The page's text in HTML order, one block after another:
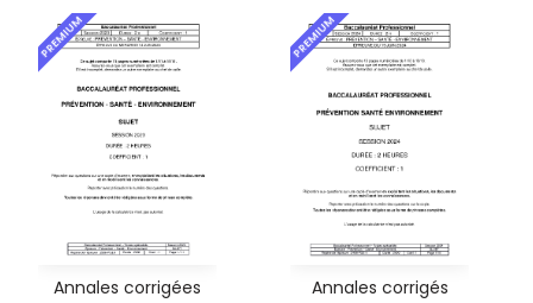
PREMIUM
Annales corrigées
PREMIUM
Annales corrigés